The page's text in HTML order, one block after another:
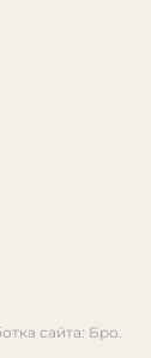
сайта: Бро.